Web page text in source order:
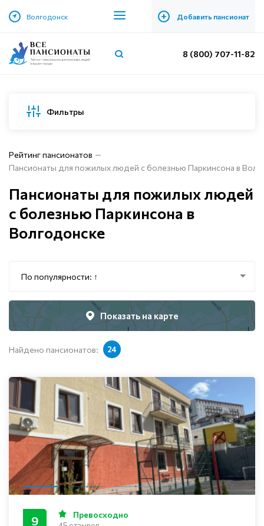
Волгодонск + Добавить пансионат
8 (800) 707-11-82
Фильтры
Рейтинг пансионатов
Пансионаты для пожилых людей с болезнью Паркинсона в
Пансионаты для пожилых людей
с болезнью Паркинсона в
Волгодонске
По популярности: ↑
Показать на карте
Найдено пансионатов: 24
9 Превосходно